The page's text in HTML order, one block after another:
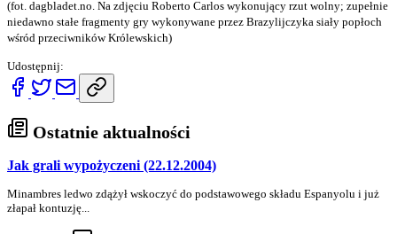
(fot. dagbladet.no. Na zdjęciu Roberto Carlos wykonujący rzut wolny; zupełnie
niedawno stałe fragmenty gry wykonywane przez Brazylijczyka siały popłoch
wśród przeciwników Królewskich)
Udostępnij:
Ostatnie aktualności
Jak grali wypożyczeni (22.12.2004)
Minambres ledwo zdążył wskoczyć do podstawowego składu Espanyolu i już
złapał kontuzję...